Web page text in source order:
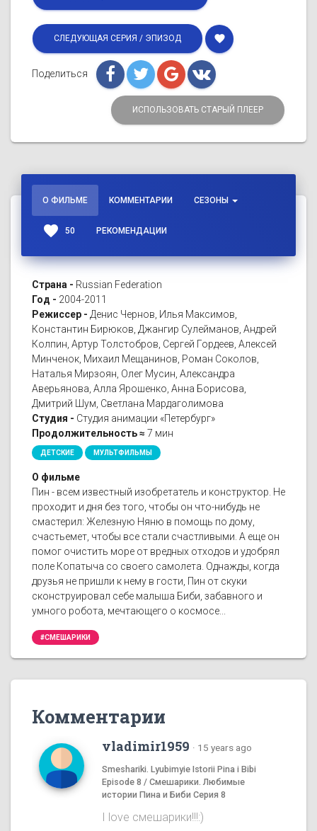
СЛЕДУЮЩАЯ СЕРИЯ / ЭПИЗОД favorite
Поделиться
ИСПОЛЬЗОВАТЬ СТАРЫЙ ПЛЕЕР
О ФИЛЬМЕ КОММЕНТАРИИ СЕЗОНЫ
favorite 50 РЕКОМЕНДАЦИИ
Страна - Russian Federation
Год - 2004-2011
Режиссер - Денис Чернов, Илья Максимов,
Константин Бирюков, Джангир Сулейманов, Андрей
Колпин, Артур Толстобров, Сергей Гордеев, Алексей
Минченок, Михаил Мещанинов, Роман Соколов,
Наталья Мирзоян, Олег Мусин, Александра
Аверьянова, Алла Ярошенко, Анна Борисова,
Дмитрий Шум, Светлана Мардаголимова
Студия - Студия анимации «Петербург»
Продолжительность ≈ 7 мин
ДЕТСКИЕ МУЛЬТФИЛЬМЫ
О фильме
Пин - всем известный изобретатель и конструктор. Не
проходит и дня без того, чтобы он что-нибудь не
смастерил: Железную Няню в помощь по дому,
счастьемет, чтобы все стали счастливыми. А еще он
помог очистить море от вредных отходов и удобрял
поле Копатыча со своего самолета. Однажды, когда
друзья не пришли к нему в гости, Пин от скуки
сконструировал себе малыша Биби, забавного и
умного робота, мечтающего о космосе...
#СМЕШАРИКИ
Комментарии
vladimir1959 · 15 years ago
Smeshariki. Lyubimyie Istorii Pina i Bibi
Episode 8 / Смешарики. Любимые
истории Пина и Биби Серия 8
I love смешаpики!!!:)